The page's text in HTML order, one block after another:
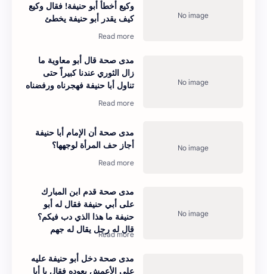
وكيع أخطأ أبو حنيفة! فقال وكيع
كيف يقدر أبو حنيفة يخطئ
مدى صحة قال أبو معاوية ما
زال الثوري عندنا كبيراً حتى
تناول أبا حنيفة فهجرناه ورفضناه
مدى صحة أن الإمام أبا حنيفة
أجاز حف المرأة لوجهها؟
مدى صحة قدم ابن المبارك
على أبي حنيفة فقال له أبو
حنيفة ما هذا الذي دب فيكم؟
قال له رجل يقال له جهم
مدى صحة دخل أبو حنيفة عليه
على الأعمش يعوده فقال يا أبا